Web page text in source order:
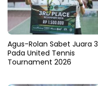
Agus-Rolan Sabet Juara 3
Pada United Tennis
Tournament 2026